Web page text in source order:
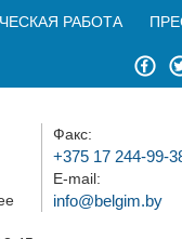
РАБОТА
Факс:
+375 17 244-99-
E-mail:
info@belgim.by